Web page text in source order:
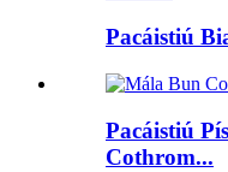
Pacáistiú
Pacáistiú
Cothrom...